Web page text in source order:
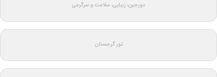
دورجین؛ زیبایی، سلامت و سرگرمی
تور گرجستان